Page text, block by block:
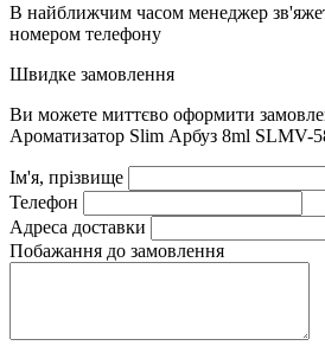
В найближчим часом менеджер
номером телефону
Швидке замовлення
Ви можете миттєво оформити
Ароматизатор Slim Арбуз 8ml SLMV-
Ім'я, прізвище
Телефон
Адреса доставки
Побажання до замовлення